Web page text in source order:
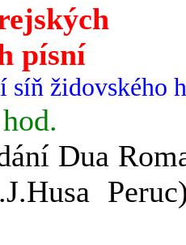
písní
síň židovského
Dua